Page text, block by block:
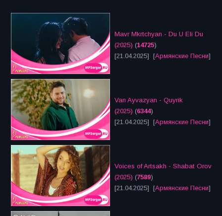
Mavr Mkrtchyan - Du U Eli Du
(2025) (14725)
[21.04.2025] [Армянские Песни]
Van Ayvazyan - Quyrik
(2025) (6344)
[21.04.2025] [Армянские Песни]
Voices of Artsakh - Shabat Orov
(2025) (7589)
[21.04.2025] [Армянские Песни]